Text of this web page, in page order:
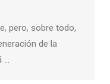
pero, sobre todo,
de la
…